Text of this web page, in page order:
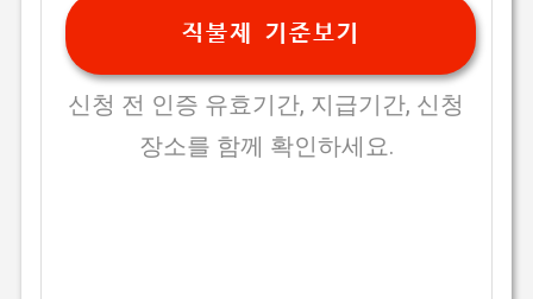
직불제 기준보기
신청 전 인증 유효기간, 지급기간, 신청
장소를 함께 확인하세요.